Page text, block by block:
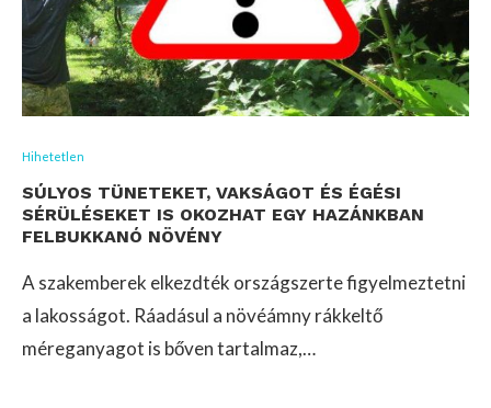
Hihetetlen
SÚLYOS TÜNETEKET, VAKSÁGOT ÉS ÉGÉSI
SÉRÜLÉSEKET IS OKOZHAT EGY HAZÁNKBAN
FELBUKKANÓ NÖVÉNY
A szakemberek elkezdték országszerte figyelmeztetni
a lakosságot. Ráadásul a növéámny rákkeltő
méreganyagot is bőven tartalmaz,…